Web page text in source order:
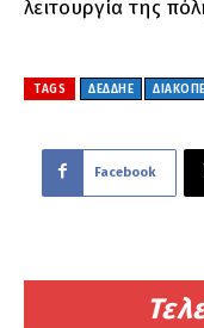
λειτουργία της
TAGS ΔΕΔΔΗΕ
Facebook